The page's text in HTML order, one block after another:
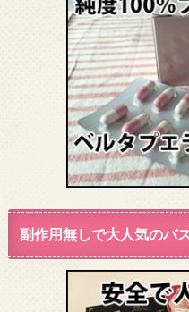
副作用無しで大人気のバ